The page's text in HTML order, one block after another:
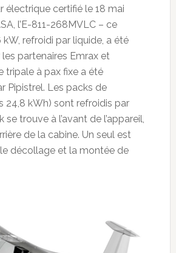
électrique certifié le 18 mai
l’E-811-268MVLC – ce
kW, refroidi par liquide, a été
partenaires Emrax et
tripale à pax fixe a été
Pipistrel. Les packs de
24,8 kWh) sont refroidis par
se trouve à l’avant de l’appareil,
de la cabine. Un seul est
décollage et la montée de